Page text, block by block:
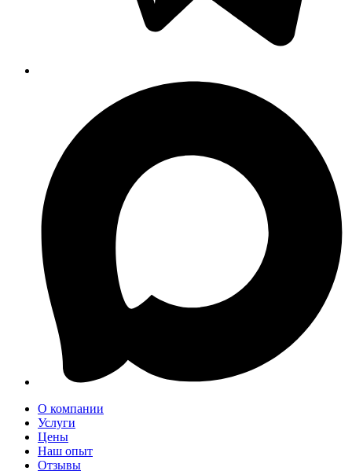
О компании
Услуги
Цены
Наш опыт
Отзывы